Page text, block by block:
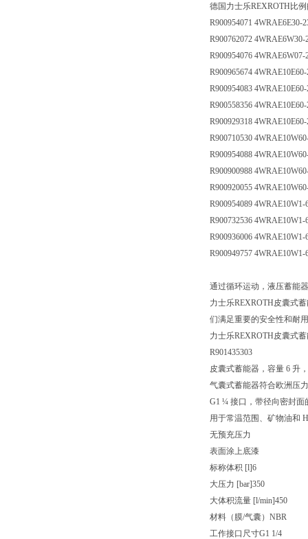
德国力士乐REXROTH比
R900954071 4WRAE6E30-
R900762072
R900954076
R900965674
R900954083
R900558356
R900929318
R900710530
R900954088
R900900988
R900920055
R900954089
R900732536
R900936006
R900949757
通过循环运动，液压蓄能
力士乐REXROTH皮囊式
们满足重要的安全性和耐
力士乐REXROTH皮囊式
R901435303
皮囊式蓄能器，容量 6 升
气囊式蓄能器符合欧洲压
G1 ¼ 接口，带径向密封面
用于常温范围、矿物油和
无预充压力
表面涂上底漆
标称体积 [l]6
大压力 [bar]350
大体积流量 [l/min]450
材料（膜/气囊） NBR
工作接口尺寸G1 1/4